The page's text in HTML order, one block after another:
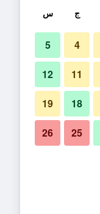
ج س
4
5
11
12
18
19
25
26